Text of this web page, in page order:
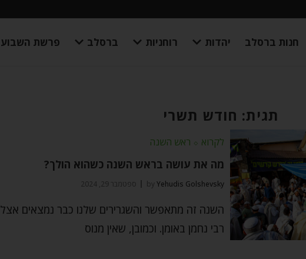
חנות ברסלב יהדות רוחניות ברסלב פרשת השבוע
תגית: חודש תשרי
לקרוא ⬦ ראש השנה
מה את עושה בראש השנה כשהוא הולך?
by Yehudis Golshevsky ספטמבר 29, 2024
השנה זה מתאפשר והשגרירים שלנו כבר נמצאים אצל
רבי נחמן באומן. וכמובן, שאין מנוס